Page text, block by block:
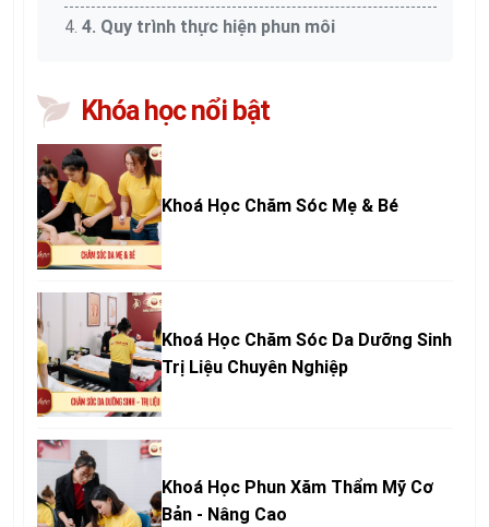
4. Quy trình thực hiện phun môi
Khóa học nổi bật
Khoá Học Chăm Sóc Mẹ & Bé
Khoá Học Chăm Sóc Da Dưỡng Sinh
Trị Liệu Chuyên Nghiệp
Khoá Học Phun Xăm Thẩm Mỹ Cơ
Bản - Nâng Cao